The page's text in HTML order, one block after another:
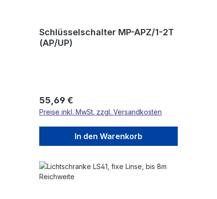
Schlüsselschalter MP-APZ/1-2T
(AP/UP)
Regulärer Preis:
55,69 €
Preise inkl. MwSt. zzgl. Versandkosten
In den Warenkorb